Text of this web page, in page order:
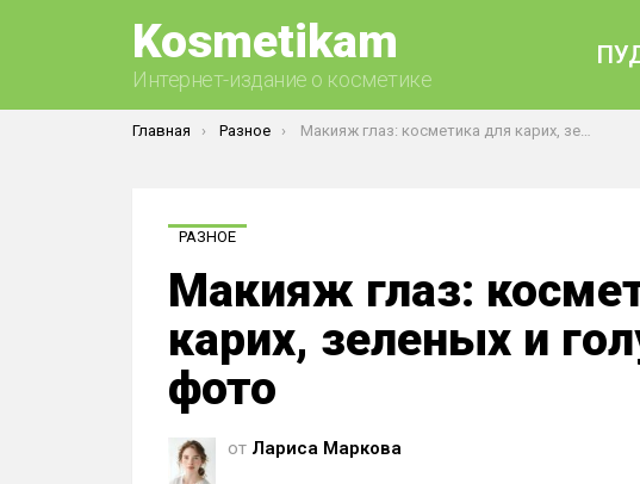
Kosmetikam
Интернет-издание о косметике
Вы здесь:
Главная Разное Макияж глаз: косметика для карих, зеленых и голубых глаз + 50 фото
РАЗНОЕ
Макияж глаз:
карих, зеленых и
фото
от Лариса Маркова